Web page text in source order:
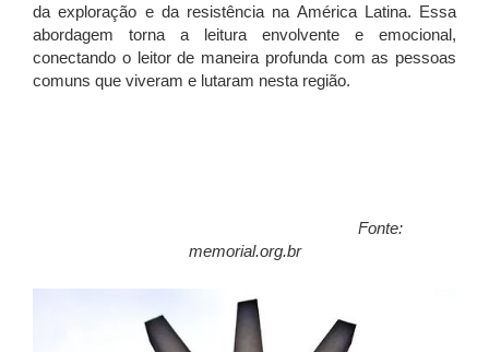
da exploração e da resistência na América Latina. Essa
abordagem torna a leitura envolvente e emocional,
conectando o leitor de maneira profunda com as pessoas
comuns que viveram e lutaram nesta região.
Fonte:
memorial.org.br